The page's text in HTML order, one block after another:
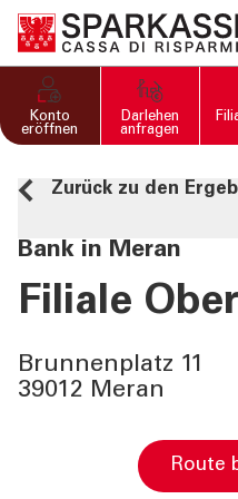
PRIVATKUNDEN UND
FAMILIEN
GESCHÄFTSKUNDEN
DIENSTLEISTUNGEN
PRIVATKUNDEN
DIENSTLEISTUNGEN
GESCHÄFTSKUNDEN
MEHR ALS BANK
Konto
eröffnen
Darlehen
anfragen
Zurück zu den
Bank in Meran
Filiale
Brunnenplatz 11
39012 Meran